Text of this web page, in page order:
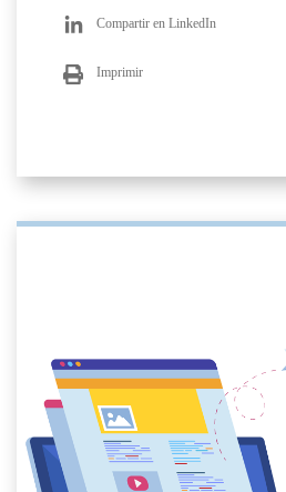
Compartir en LinkedIn
Imprimir